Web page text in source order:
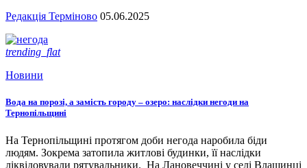
Редакція Терміново 05.06.2025
trending_flat
Новини
Вода на порозі, а замість городу – озеро: наслідки негоди на
Тернопільщині
На Тернопільщині протягом доби негода наробила біди
людям. Зокрема затопила житлові будинки, її наслідки
ліквідовували рятувальники. На Лановеччині у селі Влащинці